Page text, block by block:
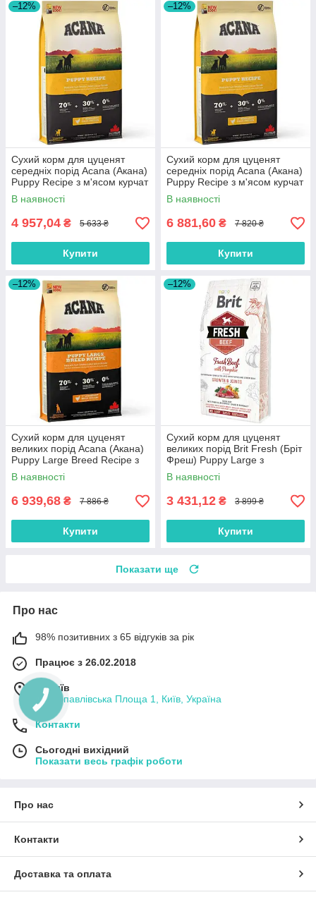
–12%
Сухий корм для цуценят
середніх порід Acana (Акана)
Puppy Recipe з м'ясом курчат
11.4 кг
В наявності
4 957,04 ₴ 5 633 ₴
Купити
–12%
Сухий корм для цуценят
середніх порід Acana (Акана)
Puppy Recipe з м'ясом курчат
17 кг
В наявності
6 881,60 ₴ 7 820 ₴
Купити
–12%
Сухий корм для цуценят
великих порід Acana (Акана)
Puppy Large Breed Recipe з
м'ясом курчат 17 кг
В наявності
6 939,68 ₴ 7 886 ₴
Купити
–12%
Сухий корм для цуценят
великих порід Brit Fresh (Бріт
Фреш) Puppy Large з
яловичиною та гарбузом 12
кг
В наявності
3 431,12 ₴ 3 899 ₴
Купити
Показати ще
Про нас
98% позитивних з 65 відгуків за рік
Працює з 26.02.2018
м. Київ
Петропавлівська Площа 1, Київ, Україна
Контакти
Сьогодні вихідний
Показати весь графік роботи
Про нас
Контакти
Доставка та оплата